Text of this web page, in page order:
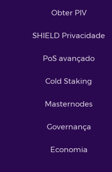
Obter PIV
SHIELD Privacidade
PoS avançado
Cold Staking
Masternodes
Governança
Economia